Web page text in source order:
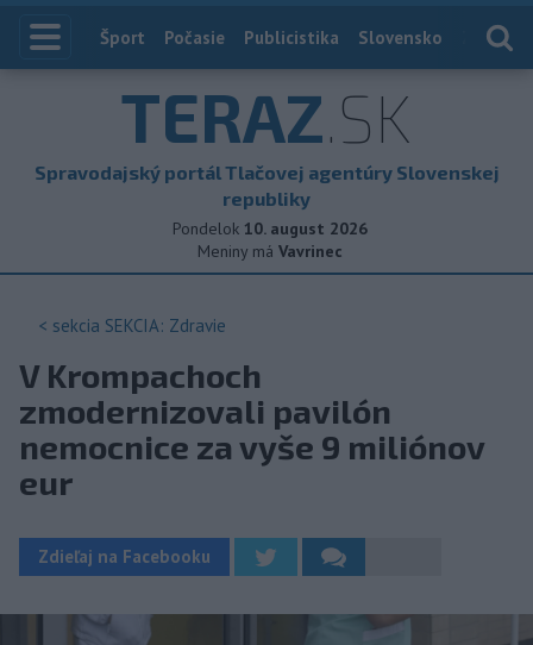
Index
Šport Počasie Publicistika Slovensko
TERAZ.SK
Spravodajský portál Tlačovej agentúry Slovenskej
republiky
Pondelok 10. august 2026
Meniny má Vavrinec
< sekcia SEKCIA: Zdravie
V Krompachoch
zmodernizovali pavilón
nemocnice za vyše 9 miliónov
eur
Zdieľaj na Facebooku